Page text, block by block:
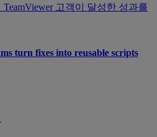
TeamViewer 고객이 달성한 성과를
turn fixes into reusable scripts